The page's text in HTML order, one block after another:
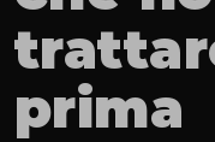
prima